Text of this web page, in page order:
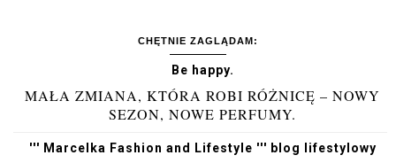
CHĘTNIE ZAGLĄDAM:
Be happy.
MAŁA ZMIANA, KTÓRA ROBI RÓŻNICĘ – NOWY
SEZON, NOWE PERFUMY.
''' Marcelka Fashion and Lifestyle ''' blog lifestylowy